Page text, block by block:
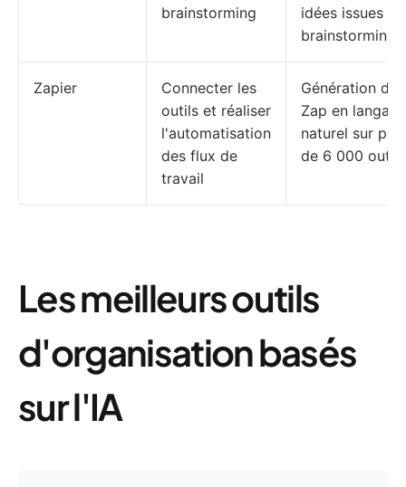
brainstorming
idées issues du
brainstorming.
Zapier
Connecter les
outils et réaliser
l'automatisation
des flux de
travail
Génération de
Zap en langage
naturel sur plus
de 6 000 outils
Les meilleurs outils
d'organisation basés
sur l'IA